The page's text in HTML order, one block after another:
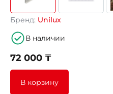
Бренд: Unilux
В наличии
72 000 ₸
В корзину